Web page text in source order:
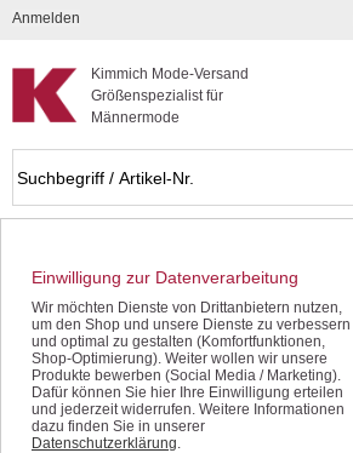
Kompletten Head der Seite überspringen
Kimmich Mode-Versand
Größenspezialist für
Männermode
Anmelden
kurzarmhemden schwarz
Einwilligung zur Datenverarbeitung
Wir möchten Dienste von Drittanbietern nutzen,
um den Shop und unsere Dienste zu verbessern
und optimal zu gestalten (Komfortfunktionen,
Shop-Optimierung). Weiter wollen wir unsere
Produkte bewerben (Social Media / Marketing).
Dafür können Sie hier Ihre Einwilligung erteilen
und jederzeit widerrufen. Weitere Informationen
dazu finden Sie in unserer
Datenschutzerklärung.